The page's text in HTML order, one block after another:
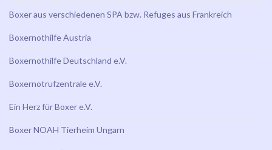
Boxer aus verschiedenen SPA bzw. Refuges aus Frankreich
Boxernothilfe Austria
Boxernothilfe Deutschland e.V.
Boxernotrufzentrale e.V.
Ein Herz für Boxer e.V.
Boxer NOAH Tierheim Ungarn